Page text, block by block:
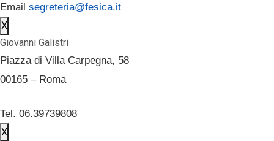
Email segreteria@fesica.it
X
Giovanni Galistri
Piazza di Villa Carpegna, 58
00165 – Roma
Tel. 06.39739808
X